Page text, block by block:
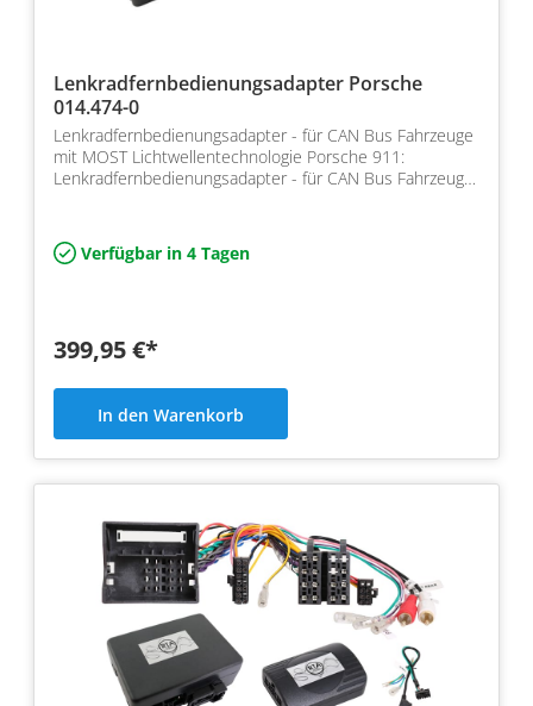
Lenkradfernbedienungsadapter Porsche
014.474-0
Lenkradfernbedienungsadapter - für CAN Bus Fahrzeuge
mit MOST Lichtwellentechnologie Porsche 911:
Lenkradfernbedienungsadapter - für CAN Bus Fahrzeuge
Verfügbar in 4 Tagen
399,95 €*
In den Warenkorb